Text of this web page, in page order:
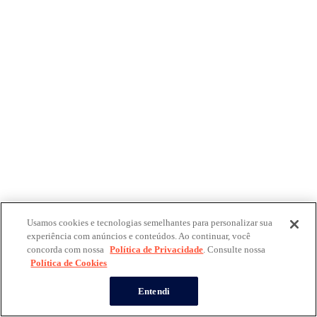
Usamos cookies e tecnologias semelhantes para personalizar sua
experiência com anúncios e conteúdos. Ao continuar, você
concorda com nossa Política de Privacidade. Consulte nossa
Política de Cookies
Entendi